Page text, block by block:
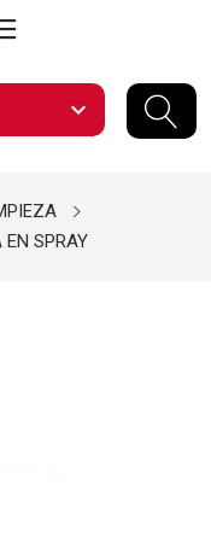
expand_more
EN SPRAY